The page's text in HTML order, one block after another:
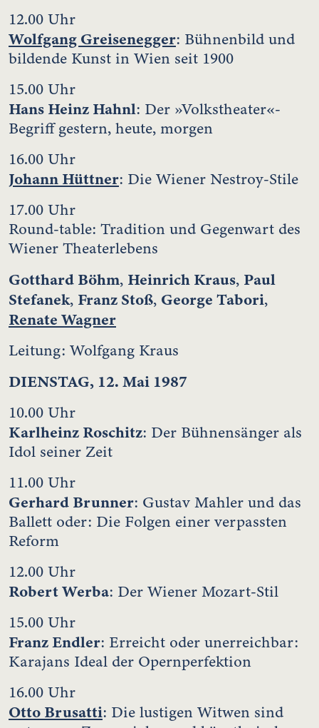
12.00 Uhr
Wolfgang Greisenegger: Bühnenbild und
bildende Kunst in Wien seit 1900
15.00 Uhr
Hans Heinz Hahnl: Der »Volkstheater«-
Begriff gestern, heute, morgen
16.00 Uhr
Johann Hüttner: Die Wiener Nestroy-Stile
17.00 Uhr
Round-table: Tradition und Gegenwart des
Wiener Theaterlebens
Gotthard Böhm, Heinrich Kraus, Paul
Stefanek, Franz Stoß, George Tabori,
Renate Wagner
Leitung: Wolfgang Kraus
DIENSTAG, 12. Mai 1987
10.00 Uhr
Karlheinz Roschitz: Der Bühnensänger als
Idol seiner Zeit
11.00 Uhr
Gerhard Brunner: Gustav Mahler und das
Ballett oder: Die Folgen einer verpassten
Reform
12.00 Uhr
Robert Werba: Der Wiener Mozart-Stil
15.00 Uhr
Franz Endler: Erreicht oder unerreichbar:
Karajans Ideal der Opernperfektion
16.00 Uhr
Otto Brusatti: Die lustigen Witwen sind